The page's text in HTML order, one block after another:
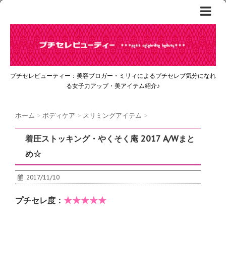
プチセレビューティー：美容ブロガー・ミリィによるプチセレブ気分になれ
る女子力アップ・美アイテム紹介♪
ホーム > ボディケア > スリミングアイテム >
着圧ストッキング・やくそく庵 2017 A/Wまと
め☆
2017/11/10
プチセレ度： ★★★★★